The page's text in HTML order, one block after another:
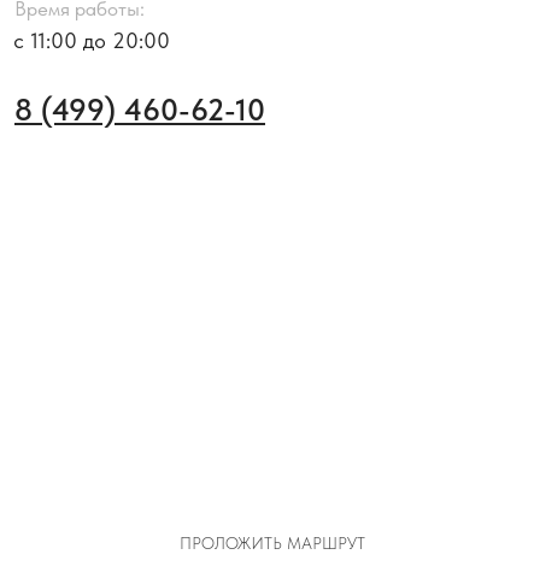
Время работы:
с 11:00 до 20:00
8 (499) 460-62-10
ПРОЛОЖИТЬ МАРШРУТ